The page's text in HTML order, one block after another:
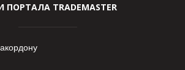
ПОРТАЛА TRADEMASTER